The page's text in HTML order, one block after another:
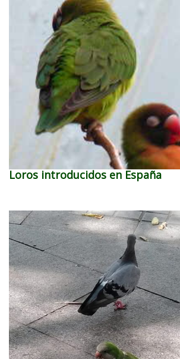
Loros introducidos en España